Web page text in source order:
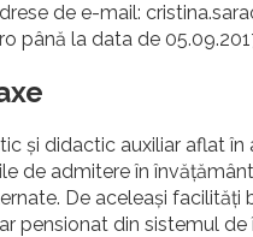
de e-mail:
până la data de
și didactic auxiliar aflat
de admitere în
De aceleași facilități
pensionat din sistemul